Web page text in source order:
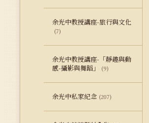
余光中教授講座-旅行與文化
(7)
余光中教授講座-「靜趣與動
感-攝影與舞蹈」
(9)
余光中私家紀念 (207)